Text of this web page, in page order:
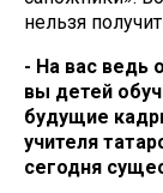
нельзя
- На вас ведь
вы детей
будущие
учителя
сегодня